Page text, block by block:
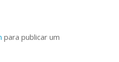
para publicar um